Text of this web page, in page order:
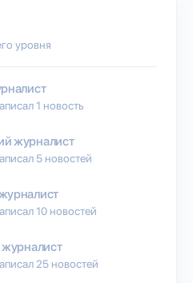
уровня
1 новость
журналист
5 новостей
10 новостей
25 новостей